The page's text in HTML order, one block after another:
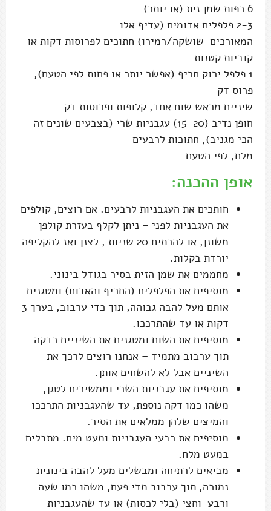
6 כפות שמן זית (או יותר)
2-3 פלפלים אדומים (עדיף אלו
המאורכים-שושקה/רמירו) חתוכים לפרוסות דקות או
קוביות קטנות
1 פלפל ירוק חריף (אפשר יותר או פחות לפי הטעם),
פרוס דק
שיניים מראש שום אחד, קלופות ופרוסות דק
חופן נדיב (15-20) עגבניות שרי (בצבעים שונים זה
הכי מגניב), חתוכות לרבעים
מלח, לפי הטעם
אופן ההכנה:
חותכים את העגבניות לרבעים. אם רוצים, קולפים
את העגבניות לפני – ניתן לקלף בעזרת קולפן
משונן, או להרתיח 20 שניות , לצנן ואז להקליפה
יורדת בקלות.
מחממים את שמן הזית בסיר בגודל בינוני.
מוסיפים את הפלפלים (החריף והאדום) ומטגנים
אותם מעל להבה גבוהה, תוך כדי ערבוב, בערך 3
דקות או עד שהתרככו.
מוסיפים את השום ומטגנים את השיניים כדקה
תוך ערבוב מתמיד – אנחנו רוצים לרכך את
השיניים אבל לא להשחים אותן.
מוסיפים את עגבניות השרי וממשיכים לטגן,
משהו כמו דקה נוספת, עד שהעגבניות התרככו
והמיצים שלהן ממלאים את הסיר.
מוסיפים את רבעי העגבניות ומעט מים. מתבלים
במעט מלח.
מביאים לרתיחה ומבשלים מעל להבה בינונית
נמוכה, תוך ערבוב מדי פעם, משהו כמו שעה
ורבע-וחצי (בלי לכסות) או עד שהעגבניות